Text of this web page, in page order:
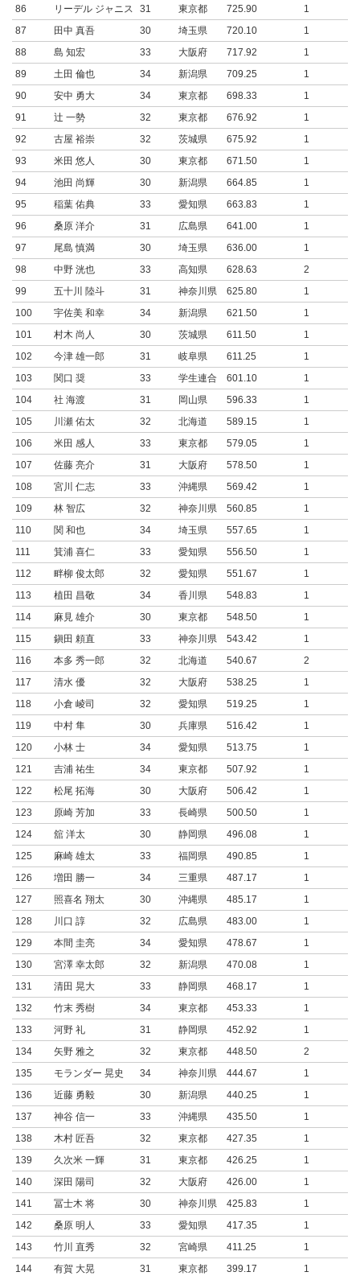
86 リーデル ジャニス 31 東京都 725.90
1
87
田中 真吾 30 埼玉県 720.10
1
88
島 知宏 33 大阪府 717.92
1
89
土田 倫也 34 新潟県 709.25
1
90
安中 勇大 34 東京都 698.33
1
91
辻 一勢 32 東京都 676.92
1
92
古屋 裕崇 32 茨城県 675.92
1
93
米田 悠人 30 東京都 671.50
1
94
池田 尚輝 30 新潟県 664.85
1
95
稲葉 佑典 33 愛知県 663.83
1
96
桑原 洋介 31 広島県 641.00
1
97
尾島 慎満 30 埼玉県 636.00
1
98
中野 洸也 33 高知県 628.63
2
99
五十川 陸斗 31 神奈川県 625.80
1
100
宇佐美 和幸 34 新潟県 621.50
1
101
村木 尚人 30 茨城県 611.50
1
102
今津 雄一郎 31 岐阜県 611.25
1
103
関口 奨 33 学生連合 601.10
1
104
社 海渡 31 岡山県 596.33
1
105
川瀬 佑太 32 北海道 589.15
1
106
米田 感人 33 東京都 579.05
1
107
佐藤 亮介 31 大阪府 578.50
1
108
宮川 仁志 33 沖縄県 569.42
1
109
林 智広 32 神奈川県 560.85
1
110
関 和也 34 埼玉県 557.65
1
111
箕浦 喜仁 33 愛知県 556.50
1
112
畔柳 俊太郎 32 愛知県 551.67
1
113
植田 昌敬 34 香川県 548.83
1
114
麻見 雄介 30 東京都 548.50
1
115
鎭田 頼直 33 神奈川県 543.42
1
116
本多 秀一郎 32 北海道 540.67
2
117
清水 優 32 大阪府 538.25
1
118
小倉 崚司 32 愛知県 519.25
1
119
中村 隼 30 兵庫県 516.42
1
120
小林 士 34 愛知県 513.75
1
121
吉浦 祐生 34 東京都 507.92
1
122
松尾 拓海 30 大阪府 506.42
1
123
原崎 芳加 33 長崎県 500.50
1
124
舘 洋太 30 静岡県 496.08
1
125
麻崎 雄太 33 福岡県 490.85
1
126
増田 勝一 34 三重県 487.17
1
127
照喜名 翔太 30 沖縄県 485.17
1
128
川口 諄 32 広島県 483.00
1
129
本間 圭亮 34 愛知県 478.67
1
130
宮澤 幸太郎 32 新潟県 470.08
1
131
清田 晃大 33 静岡県 468.17
1
132
竹末 秀樹 34 東京都 453.33
1
133
河野 礼 31 静岡県 452.92
1
134
矢野 雅之 32 東京都 448.50
2
135
モランダー 晃史 34 神奈川県 444.67
1
136
近藤 勇毅 30 新潟県 440.25
1
137
神谷 信一 33 沖縄県 435.50
1
138
木村 匠吾 32 東京都 427.35
1
139
久次米 一輝 31 東京都 426.25
1
140
深田 陽司 32 大阪府 426.00
1
141
冨士木 将 30 神奈川県 425.83
1
142
桑原 明人 33 愛知県 417.35
1
143
竹川 直秀 32 宮崎県 411.25
1
144
有賀 大晃 31 東京都 399.17
1